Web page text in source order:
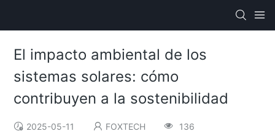
El impacto ambiental de los
sistemas solares: cómo
contribuyen a la sostenibilidad
2025-05-11 FOXTECH 136